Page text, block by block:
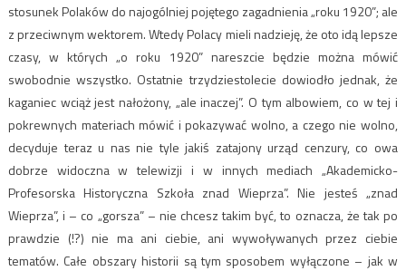
stosunek Polaków do najogólniej pojętego zagadnienia „roku 1920”; ale
z przeciwnym wektorem. Wtedy Polacy mieli nadzieję, że oto idą lepsze
czasy, w których „o roku 1920” nareszcie będzie można mówić
swobodnie wszystko. Ostatnie trzydziestolecie dowiodło jednak, że
kaganiec wciąż jest nałożony, „ale inaczej”. O tym albowiem, co w tej i
pokrewnych materiach mówić i pokazywać wolno, a czego nie wolno,
decyduje teraz u nas nie tyle jakiś zatajony urząd cenzury, co owa
dobrze widoczna w telewizji i w innych mediach „Akademicko-
Profesorska Historyczna Szkoła znad Wieprza”. Nie jesteś „znad
Wieprza”, i – co „gorsza” – nie chcesz takim być, to oznacza, że tak po
prawdzie (!?) nie ma ani ciebie, ani wywoływanych przez ciebie
tematów. Całe obszary historii są tym sposobem wyłączone – jak w